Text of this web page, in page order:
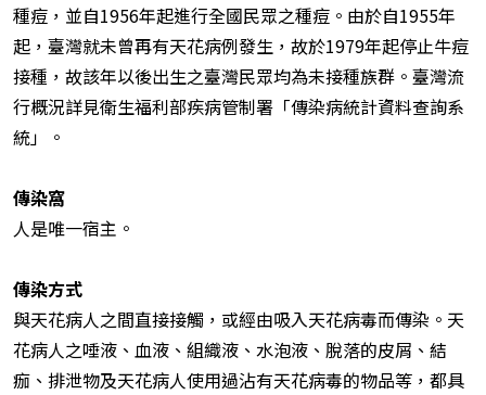
種痘，並自1956年起進行全國民眾之種痘。由於自1955年
起，臺灣就未曾再有天花病例發生，故於1979年起停止牛痘
接種，故該年以後出生之臺灣民眾均為未接種族群。臺灣流
行概況詳見衛生福利部疾病管制署「傳染病統計資料查詢系
統」。
傳染窩
人是唯一宿主。
傳染方式
與天花病人之間直接接觸，或經由吸入天花病毒而傳染。天
花病人之唾液、血液、組織液、水泡液、脫落的皮屑、結
痂、排泄物及天花病人使用過沾有天花病毒的物品等，都具